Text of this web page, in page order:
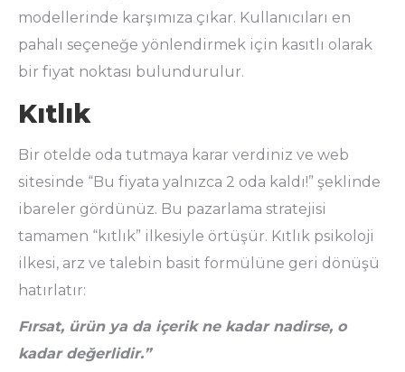
modellerinde karşımıza çıkar. Kullanıcıları en
pahalı seçeneğe yönlendirmek için kasıtlı olarak
bir fiyat noktası bulundurulur.
Kıtlık
Bir otelde oda tutmaya karar verdiniz ve web
sitesinde “Bu fiyata yalnızca 2 oda kaldı!” şeklinde
ibareler gördünüz. Bu pazarlama stratejisi
tamamen “kıtlık” ilkesiyle örtüşür. Kıtlık psikoloji
ilkesi, arz ve talebin basit formülüne geri dönüşü
hatırlatır:
Fırsat, ürün ya da içerik ne kadar nadirse, o
kadar değerlidir.”